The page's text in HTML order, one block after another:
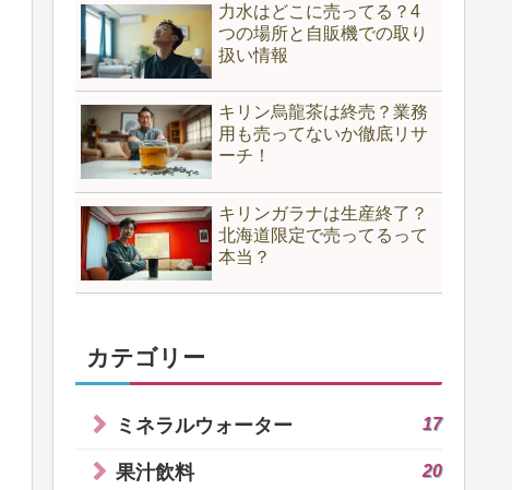
力水はどこに売ってる？4
つの場所と自販機での取り
扱い情報
キリン烏龍茶は終売？業務
用も売ってないか徹底リサ
ーチ！
キリンガラナは生産終了？
北海道限定で売ってるって
本当？
カテゴリー
ミネラルウォーター 17
果汁飲料 20